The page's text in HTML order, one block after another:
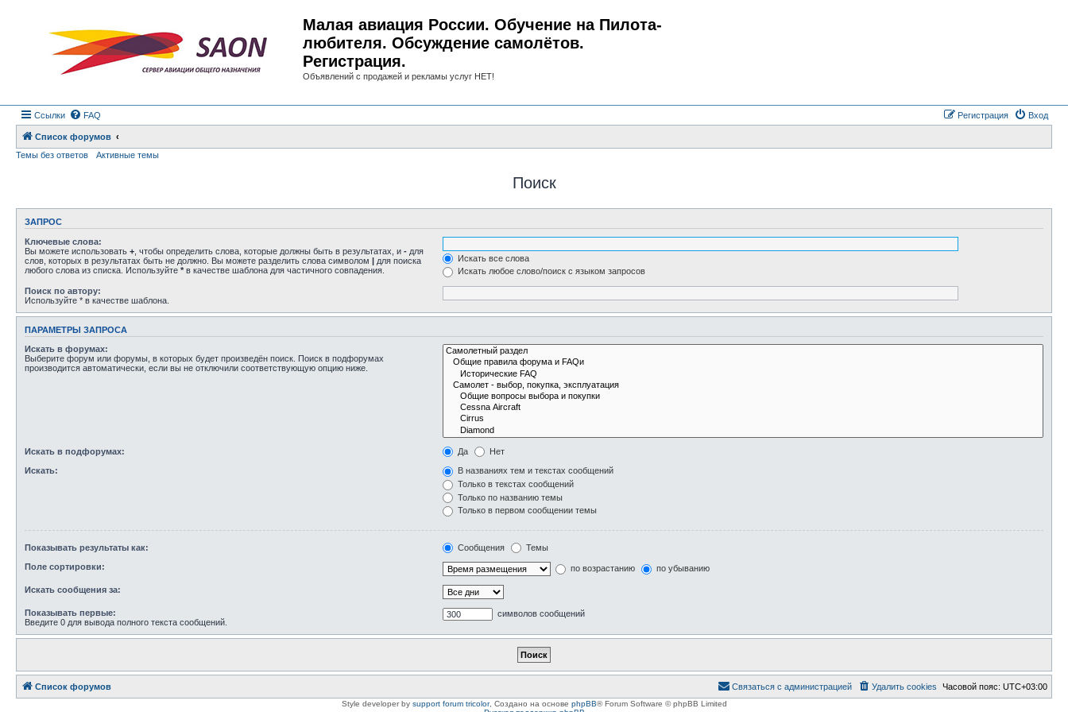
Малая авиация России. Обучение на Пилота-
любителя. Обсуждение самолётов.
Регистрация.
Объявлений с продажей и рекламы услуг НЕТ!
Ссылки FAQ Вход
Регистрация
Список форумов
Темы без ответов
Активные темы
Поиск
ЗАПРОС
Ключевые слова:
Вы можете использовать + , чтобы определить слова, которые должны быть в результатах, и - для
слов, которых в результатах быть не должно. Вы можете разделить слова символом | для поиска
любого слова из списка. Используйте * в качестве шаблона для частичного совпадения.
Искать все слова
Искать любое слово/поиск с языком запросов
Поиск по автору:
Используйте * в качестве шаблона.
ПАРАМЕТРЫ ЗАПРОСА
Искать в форумах:
Выберите форум или форумы, в которых будет произведён поиск. Поиск в подфорумах
производится автоматически, если вы не отключили соответствующую опцию ниже.
Искать в подфорумах: Да Нет
Искать:
В названиях тем и текстах сообщений
Только в текстах сообщений
Только по названию темы
Только в первом сообщении темы
Показывать результаты как: Сообщения Темы
Поле сортировки: по возрастанию по убыванию
Искать сообщения за:
Показывать первые:
Введите 0 для вывода полного текста сообщений.
символов сообщений
Список форумов Часовой пояс: UTC+03:00
Удалить cookies
Связаться с администрацией
Style developer by support forum tricolor, Создано на основе phpBB® Forum Software © phpBB Limited